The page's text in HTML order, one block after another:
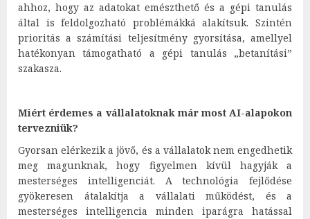
ahhoz, hogy az adatokat emészthető és a gépi tanulás
által is feldolgozható problémákká alakítsuk. Szintén
prioritás a számítási teljesítmény gyorsítása, amellyel
hatékonyan támogatható a gépi tanulás „betanítási”
szakasza.
Miért érdemes a vállalatoknak már most AI-alapokon
tervezniük?
Gyorsan elérkezik a jövő, és a vállalatok nem engedhetik
meg magunknak, hogy figyelmen kívül hagyják a
mesterséges intelligenciát. A technológia fejlődése
gyökeresen átalakítja a vállalati működést, és a
mesterséges intelligencia minden iparágra hatással